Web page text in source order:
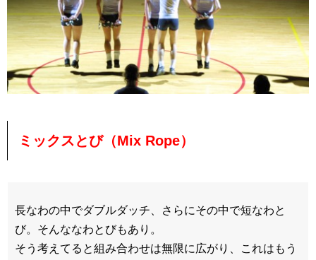
ミックスとび（Mix Rope）
長なわの中でダブルダッチ、さらにその中で短なわと
び。そんななわとびもあり。
そう考えてると組み合わせは無限に広がり、これはもう